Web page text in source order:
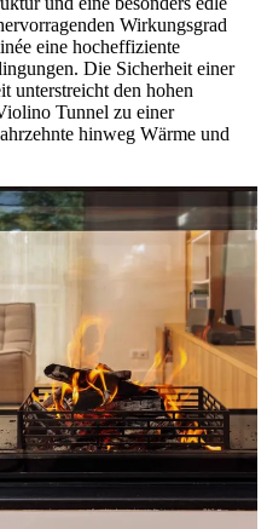
Wirkungsgrad
eine hocheffiziente
Die Sicherheit einer
unterstreicht den hohen
Tunnel zu einer
hinweg Wärme und